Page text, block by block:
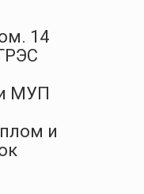
14
МУП
и